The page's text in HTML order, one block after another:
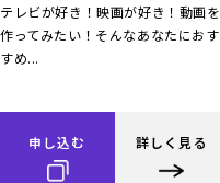
テレビが好き！映画が好き！動画を
作ってみたい！そんなあなたにおす
すめ...
申し込む 詳しく見る